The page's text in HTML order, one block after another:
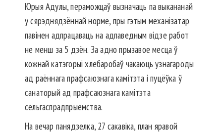
Юрыя Адулы, пераможцаў вызначаць па выкананай
у сярэднядзённай норме, пры гэтым механізатар
павінен адпрацаваць на адпаведным відзе работ
не менш за 5 дзён. За адно прызавое месца ў
кожнай катэгорыі хлебаробаў чакаюць узнагароды
ад раённага прафсаюзнага камітэта і пуцёўка ў
санаторый ад прафсаюзнага камітэта
сельгаспрадпрыемства.
На вечар панядзелка, 27 сакавіка, план яравой